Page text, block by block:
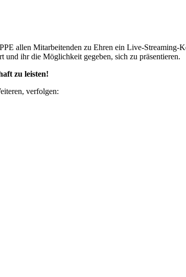
allen Mitar­bei­tenden zu Ehren ein Live-
ihr die Möglich­keit gegeben, sich zu präsen­tieren.
zu leisten!
verfolgen: